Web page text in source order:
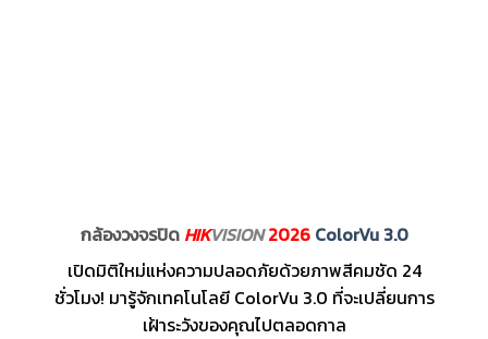
กล้องวงจรปิด HIKVISION 2026 ColorVu 3.0
เปิดมิติใหม่แห่งความปลอดภัยด้วยภาพสีคมชัด 24
ชั่วโมง! มารู้จักเทคโนโลยี ColorVu 3.0 ที่จะเปลี่ยนการ
เฝ้าระวังของคุณไปตลอดกาล